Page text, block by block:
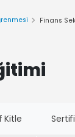
Finans
Kitle